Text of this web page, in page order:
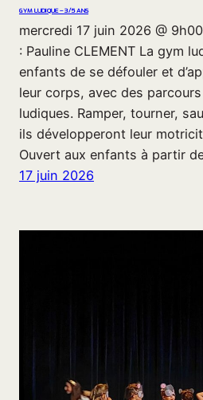
GYM LUDIQUE – 3/5 ANS
mercredi 17 juin 2026 @
: Pauline CLEMENT La gym
enfants de se défouler et
leur corps, avec des
ludiques. Ramper, tourner,
ils développeront leur
Ouvert aux enfants à partir
17 juin 2026